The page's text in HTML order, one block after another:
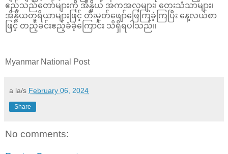
ဧည့်သည်တော်များကို အိန္ဒိယ အကအလှများ၊ တေးသံသာများ၊
အိန္ဒိယတူရိယာများဖြင့် တီးမှုတ်ဖျော်ဖြေကြခဲ့ကြပြီး နေ့လယ်စာ
ဖြင့် တည့်ခင်းဧည့်ခံခဲ့ကြောင်း သိရှိရပါသည်။
Myanmar National Post
a la/s February 06, 2024
Share
No comments: